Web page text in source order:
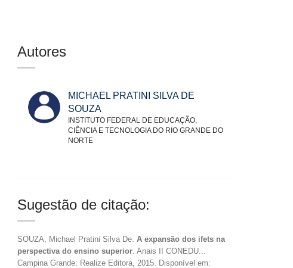
Autores
MICHAEL PRATINI SILVA DE
SOUZA
INSTITUTO FEDERAL DE EDUCAÇÃO,
CIÊNCIA E TECNOLOGIA DO RIO GRANDE DO
NORTE
Sugestão de citação:
SOUZA, Michael Pratini Silva De. A expansão dos ifets na
perspectiva do ensino superior. Anais II CONEDU...
Campina Grande: Realize Editora, 2015. Disponível em: